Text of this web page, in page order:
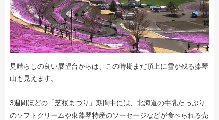
見晴らしの良い展望台からは、この時期まだ頂上に雪が残る藻琴
山も見えます。
3週間ほどの「芝桜まつり」期間中には、北海道の牛乳たっぷり
のソフトクリームや東藻琴特産のソーセージなどが食べられる売